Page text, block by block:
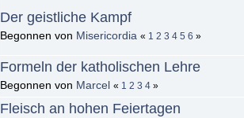
Der geistliche Kampf
Begonnen von Misericordia « 1 2 3 4 5 6 »
Formeln der katholischen Lehre
Begonnen von Marcel « 1 2 3 4 »
Fleisch an hohen Feiertagen